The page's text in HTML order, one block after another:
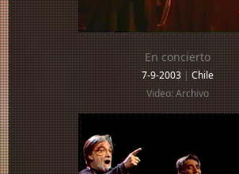
En concierto
7-9-2003|Chile
Video: Archivo